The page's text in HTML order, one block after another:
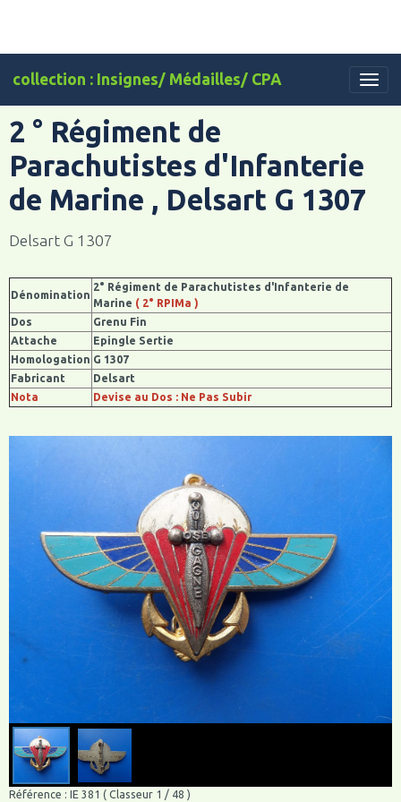
collection : Insignes/ Médailles/ CPA
2 ° Régiment de
Parachutistes d'Infanterie
de Marine , Delsart G 1307
Delsart G 1307
Dénomination
2° Régiment de Parachutistes d'Infanterie de
Marine ( 2° RPIMa )
Dos
Grenu Fin
Attache
Epingle Sertie
Homologation G 1307
Fabricant
Delsart
Nota
Devise au Dos : Ne Pas Subir
Référence : IE 381 ( Classeur 1 / 48 )